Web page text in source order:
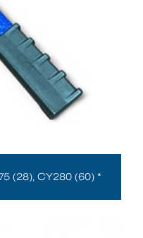
(28), CY280 (60) *